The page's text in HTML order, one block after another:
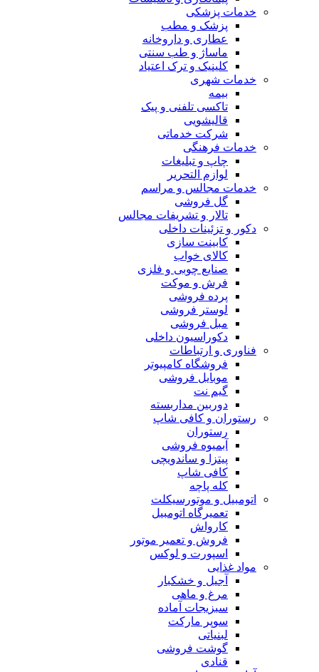
خدمات پزشکی
پزشک و مطب
عطاری و داروخانه
ماساژ و طب سنتی
کلینیک و ترک اعتیاد
خدمات شهری
بیمه
تاکسی تلفنی و پیک
قالیشویی
شرکت خدماتی
خدمات فرهنگی
چاپ و تبليغات
لوازم التحریر
خدمات مجالس و مراسم
گل فروشی
تالار و تشریفات مجالس
دکور و تزئینات داخلی
کابینت سازی
کالای خواب
صنایع چوبی و فلزی
فرش و موکت
پرده فروشی
لوستر فروشی
مبل فروشی
دکوراسیون داخلی
فناوری و ارتباطات
فروشگاه كامپيوتر
موبایل فروشی
گیم نت
دوربين مداربسته
رستوران و کافی شاپ
رستوران
آبمیوه فروشی
پیتزا و ساندویچی
کافی شاپ
کله پاچه
اتومبيل و موتورسيكلت
تعمیرگاه اتومبیل
کارواش
فروش و تعمیر موتور
اسپورت و لوکس
مواد غذایی
آجیل و خشکبار
مرغ و ماهی
سبزیجات آماده
سوپر مارکت
لبنیاتی
گوشت فروشی
قنادی